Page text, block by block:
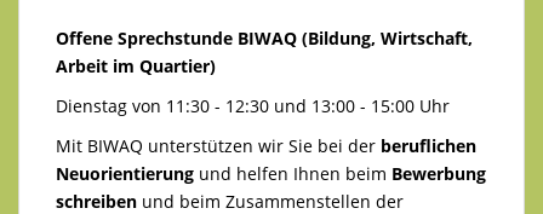
Offene Sprechstunde BIWAQ (Bildung, Wirtschaft,
Arbeit im Quartier)
Dienstag von 11:30 - 12:30 und 13:00 - 15:00 Uhr
Mit BIWAQ unterstützen wir Sie bei der beruflichen
Neuorientierung und helfen Ihnen beim Bewerbung
schreiben und beim Zusammenstellen der